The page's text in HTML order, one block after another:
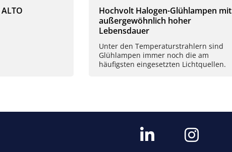
Hochvolt Halogen-Glühlampen mit
außergewöhnlich hoher
Lebensdauer
Unter den Temperaturstrahlern sind
Glühlampen immer noch die am
häufigsten eingesetzten Lichtquellen.